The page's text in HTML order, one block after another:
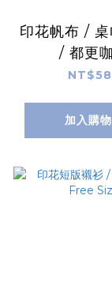
印花帆布 /
/ 都更
加入購